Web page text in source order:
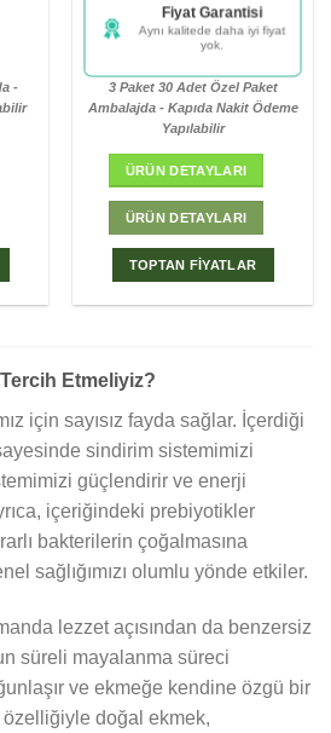
-
Şu an (615) kişi bu
ürünle ilgileniyor
Bu fırsatı kaçırmayın!
3 Paket 30 Adet Özel Paket
Ambalajda - Kapıda Nakit Ödeme
Yapılabilir
ÜRÜN DETAYLARI
ÜRÜN DETAYLARI
TOPTAN FİYATLAR
Etmeliyiz?
için sayısız fayda sağlar. İçerdiği
sindirim sistemimizi
güçlendirir ve enerji
içeriğindeki prebiyotikler
bakterilerin çoğalmasına
sağlığımızı olumlu yönde etkiler.
lezzet açısından da benzersiz
süreli mayalanma süreci
ve ekmeğe kendine özgü bir
özelliğiyle doğal ekmek,